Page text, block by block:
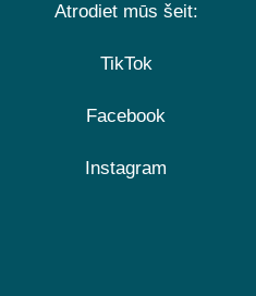
Atrodiet mūs šeit:
TikTok
Facebook
Instagram